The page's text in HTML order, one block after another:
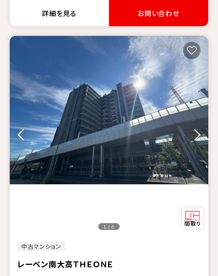
詳細を見る お問い合わせ
中古マンション
レーベン南大高ＴＨＥＯＮＥ
1 / 6